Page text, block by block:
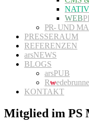
WEB
PR- UND
PRESSERAUM
REFERENZEN
arsNEWS
BLOGS
arsPUB
Rw
KONTAKT
Mitglied im PS